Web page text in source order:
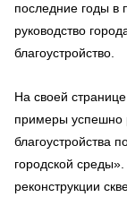
последние годы в
руководство
благоустройство.
На своей
примеры успешно
благоустройства
городской
реконструкции